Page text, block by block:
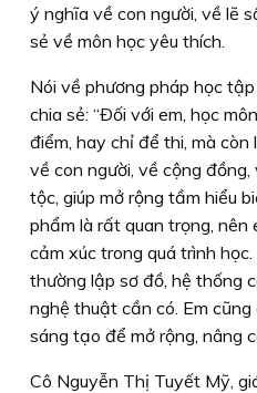
ý nghĩa về con người, về lẽ
sẻ về môn học yêu thích.
Nói về phương pháp học
chia sẻ: “Ðối với em, học
điểm, hay chỉ để thi, mà
về con người, về cộng
tộc, giúp mở rộng tầm hiểu
phẩm là rất quan trọng, nên
cảm xúc trong quá trình
thường lập sơ đồ, hệ thống
nghệ thuật cần có. Em cũng
sáng tạo để mở rộng, nâng
Cô Nguyễn Thị Tuyết Mỹ,